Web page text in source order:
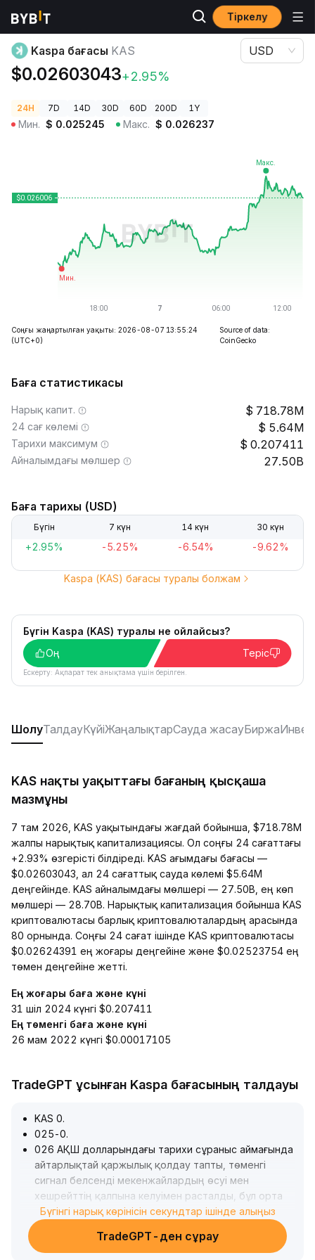
Тіркелу
Криптовалюта бағалары Kaspa бағасы KAS
Kaspa бағасы KAS
$0.02603043+2.95%
USD
24H 7D 14D 30D 60D 200D 1Y
Мин. $ 0.025245 Макс. $ 0.026237
Соңғы жаңартылған уақыты: 2026-08-07 13:55:24
(UTC+0)
Source of data:
CoinGecko
Баға статистикасы
Нарық капит. 718.78M
24 сағ көлемі 5.64M
Тарихи максимум 0.207411
Айналымдағы мөлшер 27.50B
Баға тарихы (USD)
Бүгін 7 күн 14 күн 30 күн
+2.95% -5.25% -6.54% -9.62%
Kaspa (KAS) бағасы туралы болжам
Бүгін Kaspa (KAS) туралы не ойлайсыз?
Оң
Теріс
Ескерту: Ақпарат тек анықтама үшін берілген.
ШолуТалдауКүйіЖаңалықтарСауда жасауБиржа
KAS нақты уақыттағы бағаның қысқаша
мазмұны
7 там 2026, KAS уақытындағы жағдай бойынша, $718.78M
жалпы нарықтық капитализациясы. Ол соңғы 24 сағаттағы
+2.93% өзгерісті білдіреді. KAS ағымдағы бағасы —
$0.02603043, ал 24 сағаттық сауда көлемі $5.64M
деңгейінде. KAS айналымдағы мөлшері — 27.50B, ең көп
мөлшері — 28.70B. Нарықтық капитализация бойынша KAS
криптовалютасы барлық криптовалюталардың арасында
80 орнында. Соңғы 24 сағат ішінде KAS криптовалютасы
$0.02624391 ең жоғары деңгейіне және $0.02523754 ең
төмен деңгейіне жетті.
Ең жоғары баға және күні
31 шіл 2024 күнгі $0.207411
Ең төменгі баға және күні
26 мам 2022 күнгі $0.00017105
TradeGPT ұсынған Kaspa бағасының талдауы
KAS 0.
025-0.
026 АҚШ долларындағы тарихи сұраныс аймағында
айтарлықтай қаржылық қолдау тапты, төменгі
сигнал белсенді мекенжайлардың өсуі мен
хешрейттің қалпына келуімен расталды, бұл орта
және ұзақ мерзімді құндылық негізін айқындайды
Қысқа мерзімді перспективада АҚШ ФРЖ саясаты
мен жаһандық тәуекелге бейімділіктің құбылуы
Бүгінгі нарық көрінісін секундтар ішінде алыңыз
TradeGPT-ден сұрау